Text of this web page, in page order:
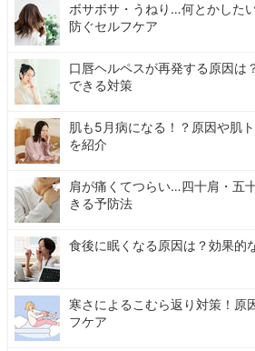
ボサボサ・うねり…何とかした
防ぐセルフケア
口唇ヘルペスが再発する原因は
できる対策
肌も5月病になる！？原因や肌
を紹介
肩が痛くてつらい…四十肩・五
きる予防法
食後に眠くなる原因は？効果的
寒さによるこむら返り対策！原
フケア